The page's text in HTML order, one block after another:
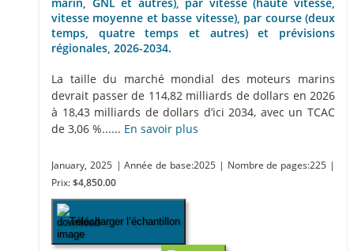
vitesse moyenne et basse vitesse), par course (deux
temps, quatre temps et autres) et prévisions
régionales, 2026-2034.
La taille du marché mondial des moteurs marins
devrait passer de 114,82 milliards de dollars en 2026
à 18,43 milliards de dollars d’ici 2034, avec un TCAC
de 3,06 %...... En savoir plus
January, 2025 | Année de base:2025 | Nombre de pages:225 |
Prix: $4,850.00
Télécharger l’échantillon